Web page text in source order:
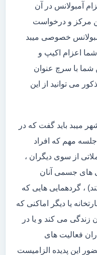
آمبولانس در آن
مرکز و درخواست
خصوصی میبد
اعزام اکیپ و
شما با سرچ عنوان
می توانید از این
میبد باید گفت که در
جلسه مهم که افراد
از سوی دیگران ،
های جسمی آنان
، گردهمایی هایی که
یا دیگر اماکنی که
زندگی می کند و یا در
فعالیت های
این پدیده الزامیست